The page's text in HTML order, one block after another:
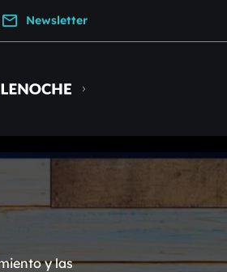
Newsletter
y las